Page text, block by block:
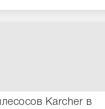
Karcher в